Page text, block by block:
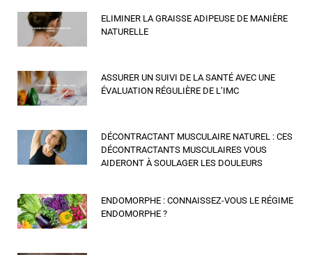
ELIMINER LA GRAISSE ADIPEUSE DE MANIÈRE
NATURELLE
ASSURER UN SUIVI DE LA SANTÉ AVEC UNE
ÉVALUATION RÉGULIÈRE DE L’IMC
DÉCONTRACTANT MUSCULAIRE NATUREL : CES
DÉCONTRACTANTS MUSCULAIRES VOUS
AIDERONT À SOULAGER LES DOULEURS
ENDOMORPHE : CONNAISSEZ-VOUS LE RÉGIME
ENDOMORPHE ?